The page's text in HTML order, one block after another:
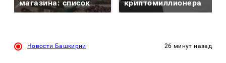
магазина: список
криптомиллионера
Новости Башкирии 26 минут назад